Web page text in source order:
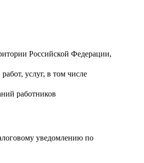
Российской Федерации,
услуг, в том числе
работников
уведомлению по